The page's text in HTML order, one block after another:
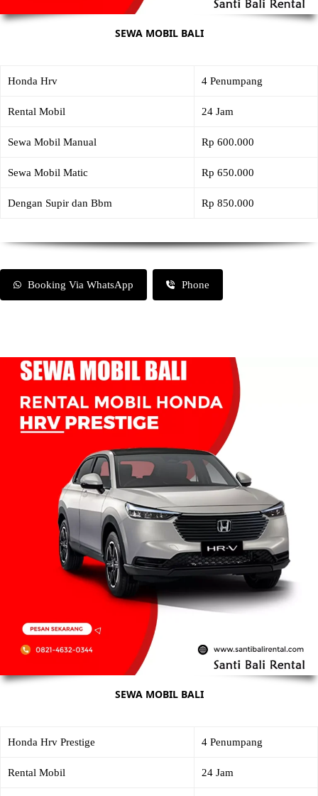
SEWA MOBIL BALI
Honda Hrv 4 Penumpang
Rental Mobil 24 Jam
Sewa Mobil Manual Rp 600.000
Sewa Mobil Matic Rp 650.000
Dengan Supir dan Bbm Rp 850.000
Booking Via WhatsApp Phone
SEWA MOBIL BALI
Honda Hrv Prestige 4 Penumpang
Rental Mobil 24 Jam